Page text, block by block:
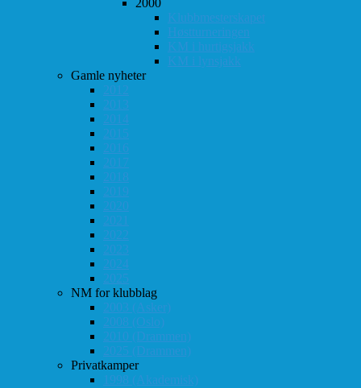
Klubbmesterskapet
Høstturneringen
KM i hurtigsjakk
KM i lynsjakk
Gamle nyheter
2012
2013
2014
2015
2016
2017
2018
2019
2020
2021
2022
2023
2024
2025
NM for klubblag
2003 (Asker)
2008 (Oslo)
2010 (Drammen)
2025 (Drammen)
Privatkamper
1998 (Akademisk)